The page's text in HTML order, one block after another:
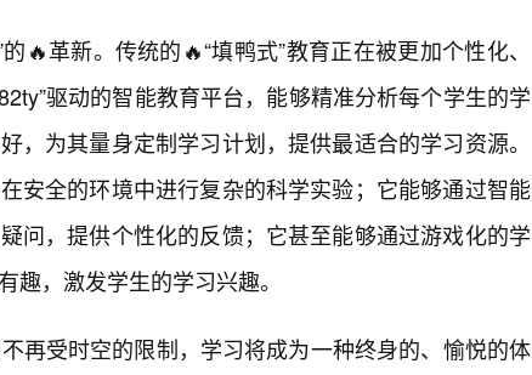
🔥革新。传统的🔥“填鸭式”教育正在被更加个性化、
驱动的智能教育平台，能够精准分析每个学生的学
，为其量身定制学习计划，提供最适合的学习资源。
安全的环境中进行复杂的科学实验；它能够通过智能
问，提供个性化的反馈；它甚至能够通过游戏化的学
趣，激发学生的学习兴趣。
再受时空的限制，学习将成为一种终身的、愉悦的体